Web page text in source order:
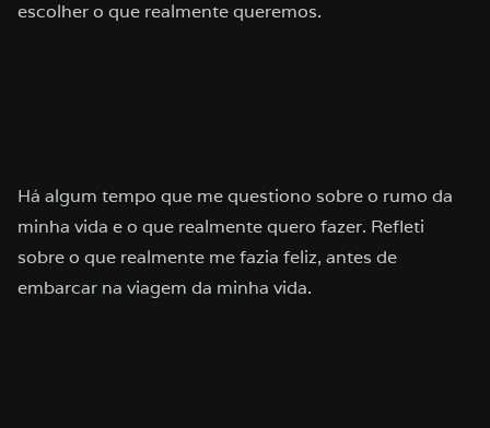
escolher o que realmente queremos.
Há algum tempo que me questiono sobre o rumo da
minha vida e o que realmente quero fazer. Refleti
sobre o que realmente me fazia feliz, antes de
embarcar na viagem da minha vida.